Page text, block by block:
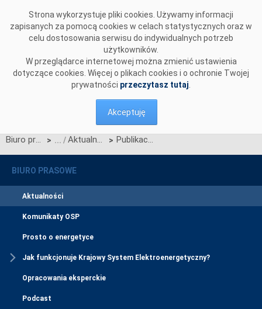
Strona wykorzystuje pliki cookies. Używamy informacji
zapisanych za pomocą cookies w celach statystycznych oraz w
celu dostosowania serwisu do indywidualnych potrzeb
użytkowników.
W przeglądarce internetowej można zmienić ustawienia
dotyczące cookies. Więcej o plikach cookies i o ochronie Twojej
prywatności przeczytasz tutaj
Akceptuję
Biuro prasowe > Aktualności > Publikacja Standardów technicznych systemu WIRE wer. 12.0
BIURO PRASOWE
Aktualności
Komunikaty OSP
Prosto o energetyce
Jak funkcjonuje Krajowy System Elektroenergetyczny?
Opracowania eksperckie
Podcast